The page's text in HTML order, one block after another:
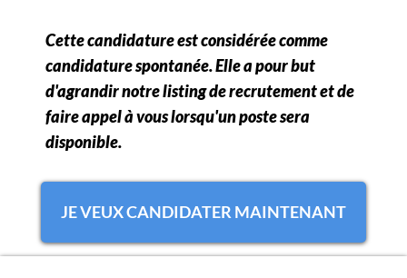
Cette candidature est considérée comme
candidature spontanée. Elle a pour but
d'agrandir notre listing de recrutement et de
faire appel à vous lorsqu'un poste sera
disponible.
JE VEUX CANDIDATER MAINTENANT